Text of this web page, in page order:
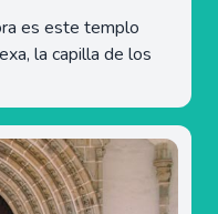
es este templo
la capilla de los